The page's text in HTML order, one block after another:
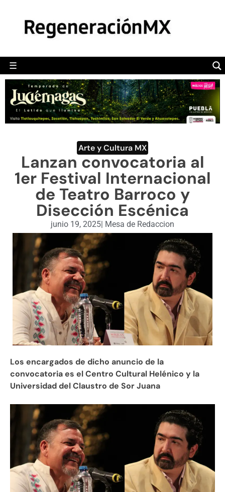
☰
POLÍTICA
CAMALEÓN
OPINIÓN
DEPORTES
ENGLISH SECTION
VIDEOS
Arte y Cultura MX
Lanzan convocatoria al
1er Festival Internacional
de Teatro Barroco y
Disección Escénica
junio 19, 2025| Mesa de Redaccion
Los encargados de dicho anuncio de la
convocatoria es el Centro Cultural Helénico y la
Universidad del Claustro de Sor Juana